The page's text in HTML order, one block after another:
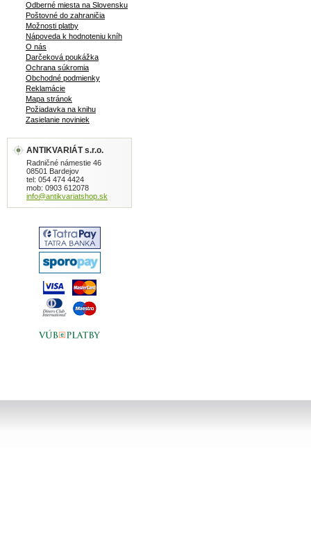
Odberné miesta na Slovensku
Poštovné do zahraničia
Možnosti platby
Nápoveda k hodnoteniu kníh
O nás
Darčeková poukážka
Ochrana súkromia
Obchodné podmienky
Reklamácie
Mapa stránok
Požiadavka na knihu
Zasielanie noviniek
ANTIKVARIÁT s.r.o.
Radničné námestie 46
08501 Bardejov
tel: 054 474 4424
mob: 0903 612078
info@antikvariatshop.sk